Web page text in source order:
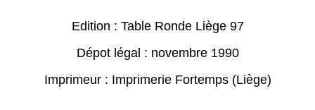
Edition : Table Ronde Liège 97
Dépot légal : novembre 1990
Imprimeur : Imprimerie Fortemps (Liège)